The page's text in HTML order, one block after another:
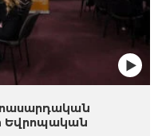
Եվրոպական